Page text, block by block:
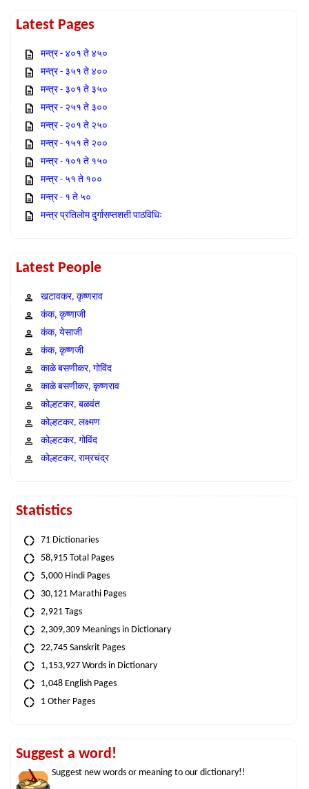
Latest Pages
मन्त्र - ४०१ ते ४५०
मन्त्र - ३५१ ते ४००
मन्त्र - ३०१ ते ३५०
मन्त्र - २५१ ते ३००
मन्त्र - २०१ ते २५०
मन्त्र - १५१ ते २००
मन्त्र - १०१ ते १५०
मन्त्र - ५१ ते १००
मन्त्र - १ ते ५०
मन्त्र प्रतिलोम दुर्गासप्तशती पाठविधिः
Latest People
खटावकर, कृष्णराव
कंक, कृष्णाजी
कंक, येसाजी
कंक, कृष्णजी
काळे बसणीकर, गोविंद
काळे बसणीकर, कृष्णराव
कोल्हटकर, बळवंत
कोल्हटकर, लक्ष्मण
कोल्हटकर, गोविंद
कोल्हटकर, राम्रचंद्र
Statistics
71 Dictionaries
58,915 Total Pages
5,000 Hindi Pages
30,121 Marathi Pages
2,921 Tags
2,309,309 Meanings in Dictionary
22,745 Sanskrit Pages
1,153,927 Words in Dictionary
1,048 English Pages
1 Other Pages
Suggest a word!
Suggest new words or meaning to our dictionary!!